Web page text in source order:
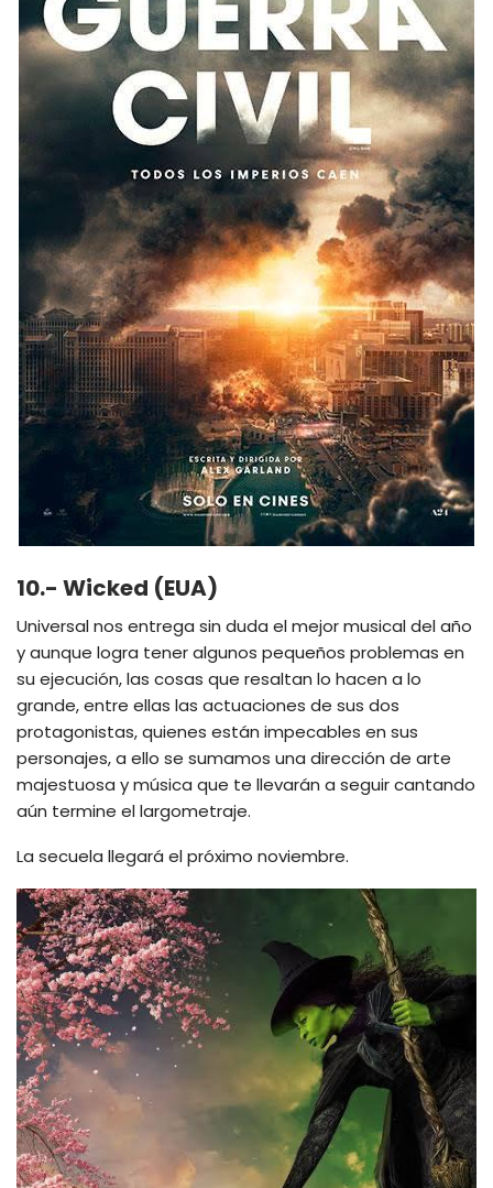
10.- Wicked (EUA)
Universal nos entrega sin duda el mejor musical del año
y aunque logra tener algunos pequeños problemas en
su ejecución, las cosas que resaltan lo hacen a lo
grande, entre ellas las actuaciones de sus dos
protagonistas, quienes están impecables en sus
personajes, a ello se sumamos una dirección de arte
majestuosa y música que te llevarán a seguir cantando
aún termine el largometraje.
La secuela llegará el próximo noviembre.